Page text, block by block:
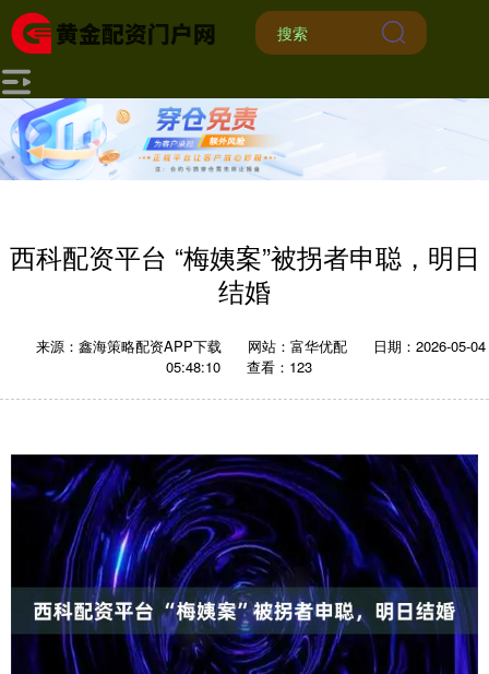
西科配资平台 “梅姨案”被拐者申聪，明日
结婚
来源：鑫海策略配资APP下载 网站：富华优配
日期：2026-05-04
05:48:10
查看：123